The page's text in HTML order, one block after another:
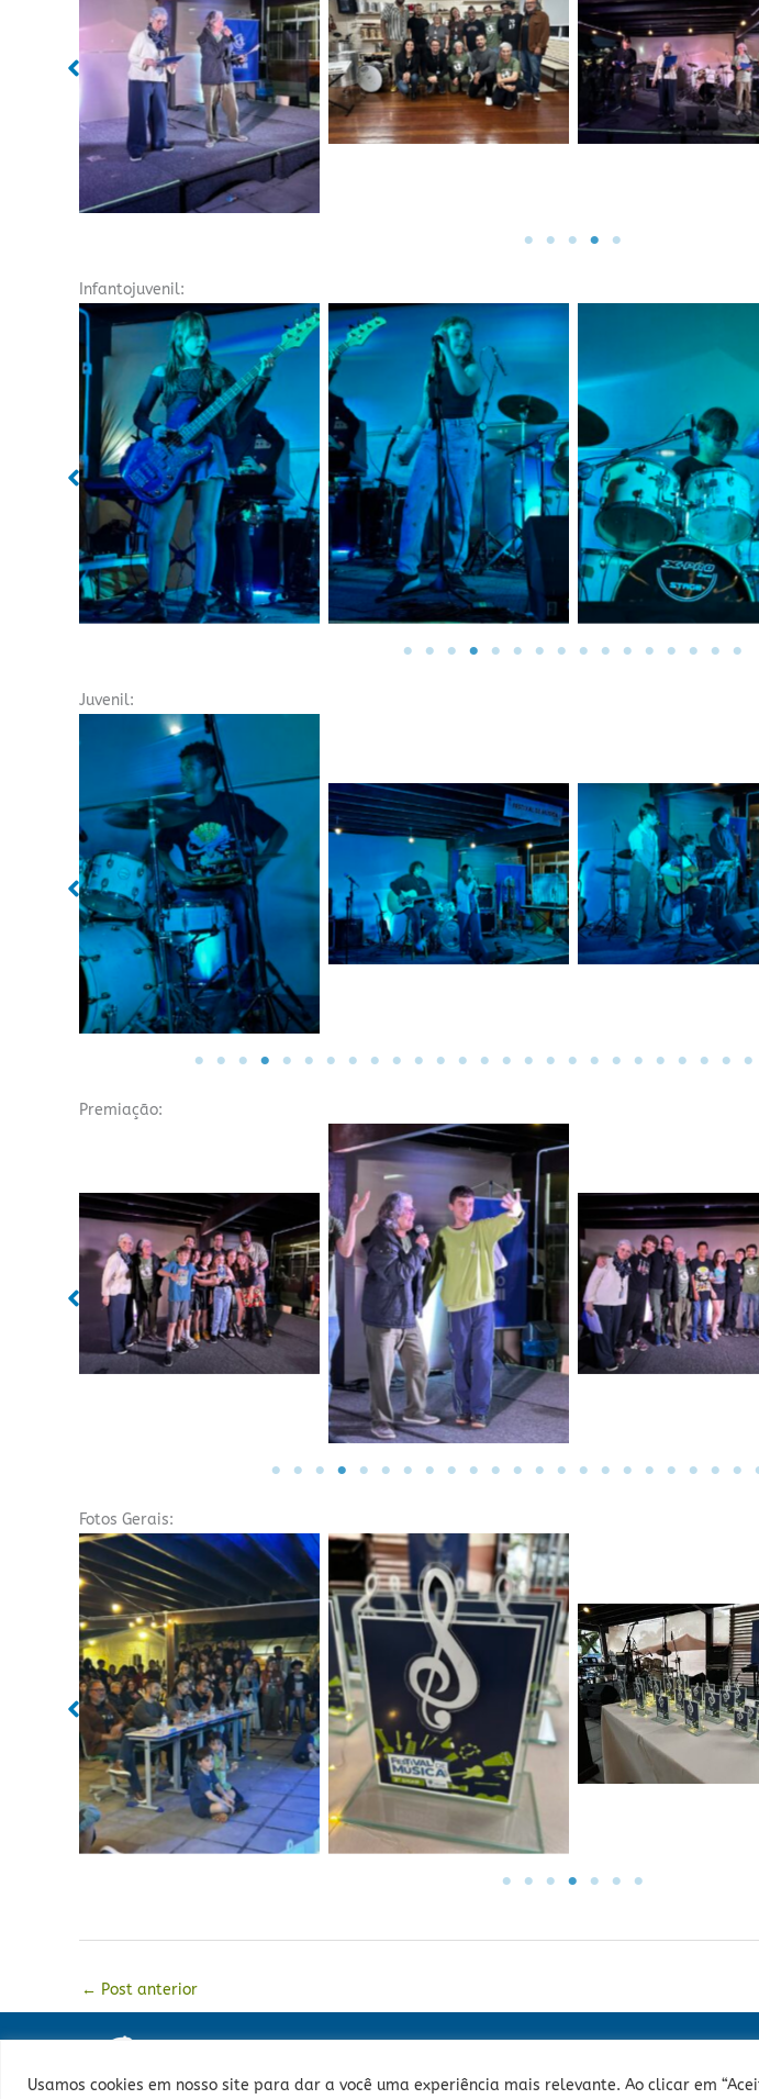
Usamos cookies em nosso site para dar a você uma experiência mais relevante. Ao clicar em
Sem legenda Sem legenda Sem legenda
Infantojuvenil:
Sem legenda Sem legenda Sem legenda
Juvenil:
Sem legenda Sem legenda Sem legenda
Premiação:
Sem legenda Sem legenda Sem legenda
Fotos Gerais:
Sem legenda Sem legenda Sem legenda
← Post anterior
Rua Sepé